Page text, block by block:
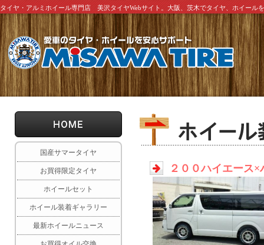
タイヤ・アルミホイール専門店 美沢タイヤWebサイト。大阪、茨木でタイヤ、ホイール
国産サマータイヤ
お買得限定タイヤ
ホイールセット
ホイール装着ギャラリー
最新ホイールニュース
２００ハイエース